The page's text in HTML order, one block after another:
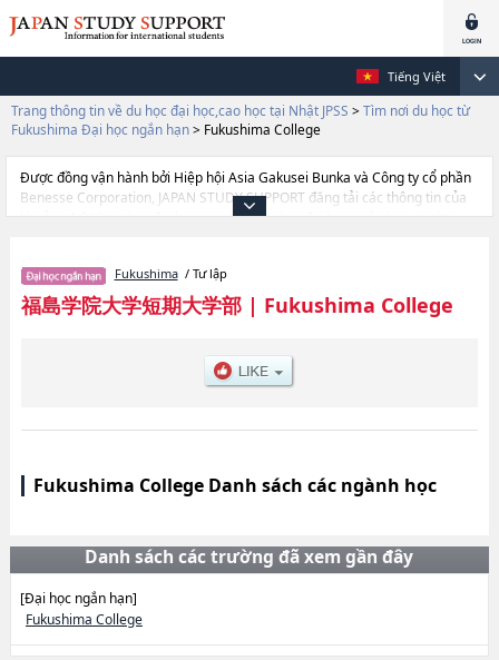
Tiếng Việt
Trang thông tin về du học đại học,cao học tại Nhật JPSS > Tìm nơi du học từ
Fukushima Đại học ngắn hạn> Fukushima College
Được đồng vận hành bởi Hiệp hội Asia Gakusei Bunka và Công ty cổ phần
Benesse Corporation, JAPAN STUDY SUPPORT đăng tải các thông tin của
khoảng 1.300 trường đại học, cao học, trường đại học ngắn hạn, trường
cần thiết dành cho du học sinh, như là về các , thông tin về từng ngành
học, thông tin liên quan đến thi tuyển như số lượng tuyển sinh, số lượng
trúng tuyển, cở sở trang thiết bị, hướng dẫn địa điểm v.v...
Fukushima/ Tư lập
福島学院大学短期大学部| Fukushima College
Fukushima College Danh sách các ngành học
Danh sách các trường đã xem gần đây
[Đại học ngắn hạn]
Fukushima College